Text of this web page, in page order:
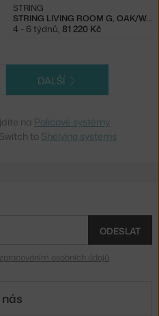
STRING LIVING ROOM G, OAK/WHITE
STRING
4 - 6 týdnů, 81 220 Kč
DALŠÍ
na Policové systémy
to Shelving systems
ODESLAT
zpracováním osobních údajů